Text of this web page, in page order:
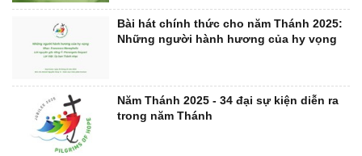
Bài hát chính thức cho năm Thánh 2025:
Những người hành hương của hy vọng
Năm Thánh 2025 - 34 đại sự kiện diễn ra
trong năm Thánh